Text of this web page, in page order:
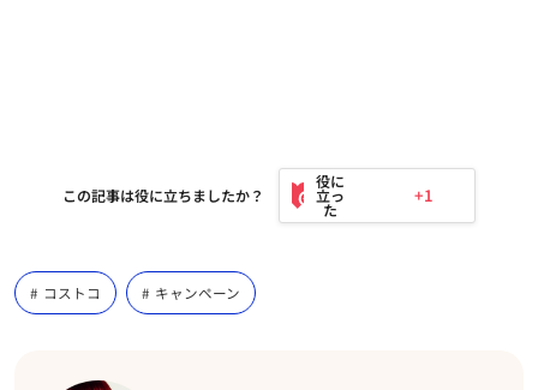
この記事は役に立ちましたか？ +1
コストコ キャンペーン